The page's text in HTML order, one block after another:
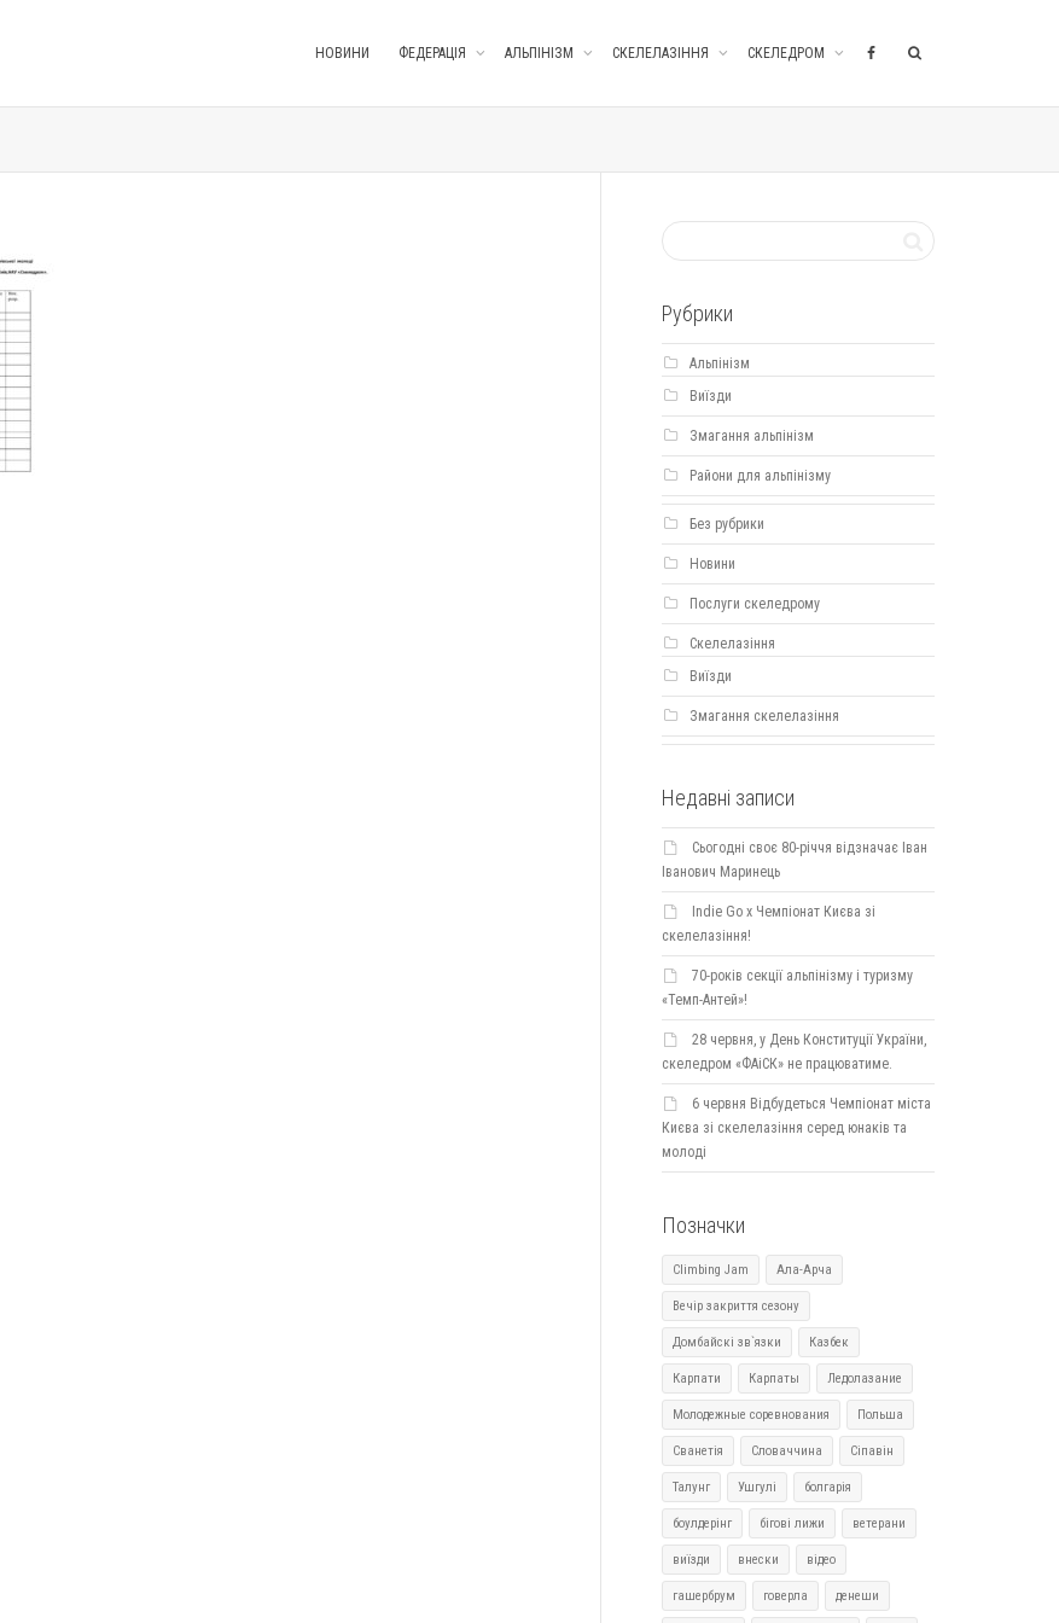
НОВИНИ ФЕДЕРАЦІЯ АЛЬПІНІЗМ СКЕЛЕЛАЗІННЯ СКЕЛЕДРОМ
Рубрики
Альпінізм
Виїзди
Змагання альпінізм
Райони для альпінізму
Без рубрики
Новини
Послуги скеледрому
Скелелазіння
Виїзди
Змагання скелелазіння
Недавні записи
Сьогодні своє 80-річчя відзначає Іван
Іванович Маринець
Indie Go х Чемпіонат Києва зі
скелелазіння!
70-років секції альпінізму і туризму
«Темп-Антей»!
28 червня, у День Конституції України,
скеледром «ФАіСК» не працюватиме.
6 червня Відбудеться Чемпіонат міста
Києва зі скелелазіння серед юнаків та
молоді
Позначки
Climbing Jam Ала-Арча
Вечір закриття сезону
Домбайскі зв`язки Казбек
Карпати Карпаты Ледолазание
Молодежные соревнования Польша
Сванетія Словаччина Сіпавін
Талунг Ушгулі болгарія
боулдерінг бігові лижи ветерани
виїзди внески відео
гашербрум говерла денеши